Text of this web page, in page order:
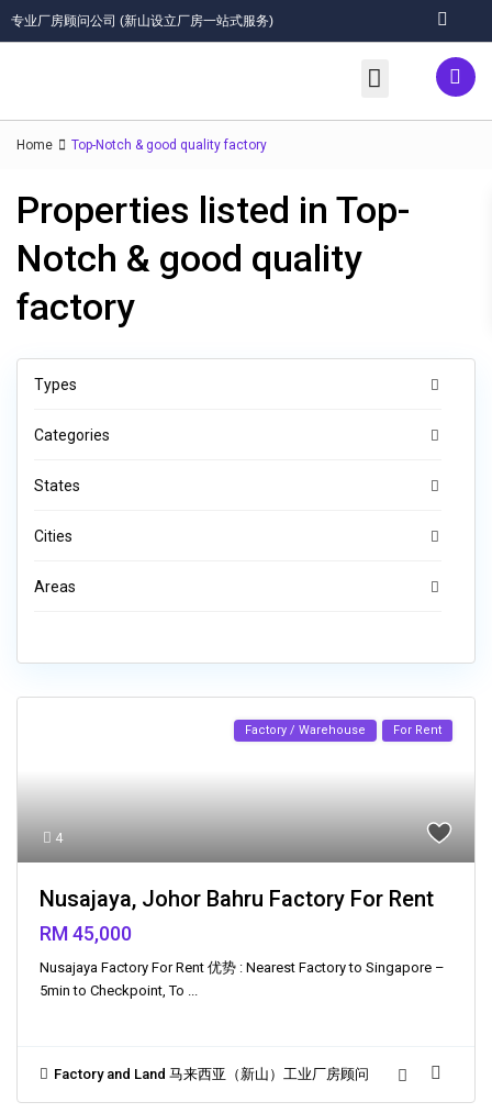
专业厂房顾问公司 (新山设立厂房一站式服务)
Home Top-Notch & good quality factory
Properties listed in Top-
Notch & good quality
factory
Types
Categories
States
Cities
Areas
4
Factory / Warehouse For Rent
Nusajaya, Johor Bahru Factory For Rent
RM 45,000
Nusajaya Factory For Rent 优势 : Nearest Factory to Singapore –
5min to Checkpoint, To
Factory and Land 马来西亚（新山）工业厂房顾问